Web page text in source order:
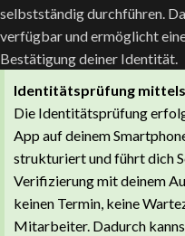
selbstständig durchführen.
verfügbar und ermöglicht
Bestätigung deiner Identität.
Identitätsprüfung
Die Identitätsprüfung
App auf deinem
strukturiert und führt dich
Verifizierung mit deinem
keinen Termin, keine
Mitarbeiter. Dadurch